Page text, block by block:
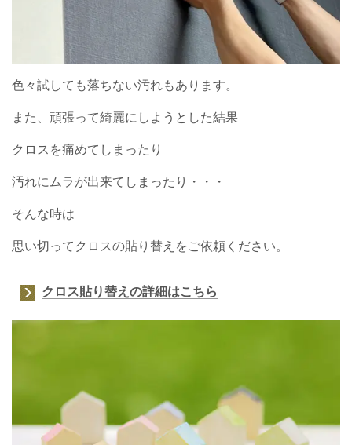
色々試しても落ちない汚れもあります。
また、頑張って綺麗にしようとした結果
クロスを痛めてしまったり
汚れにムラが出来てしまったり・・・
そんな時は
思い切ってクロスの貼り替えをご依頼ください。
クロス貼り替えの詳細はこちら